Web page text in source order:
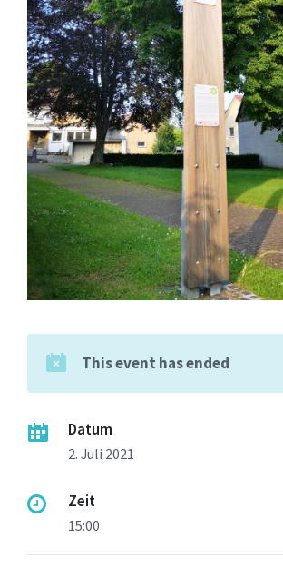
This event has ended
Datum
2. Juli 2021
Zeit
15:00